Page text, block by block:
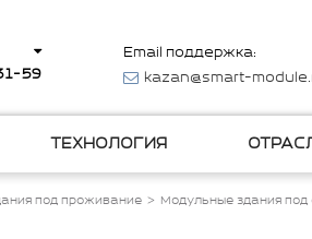
59
Email поддержка:
kazan@smart-
ТЕХНОЛОГИЯ
под проживание Модульные здания